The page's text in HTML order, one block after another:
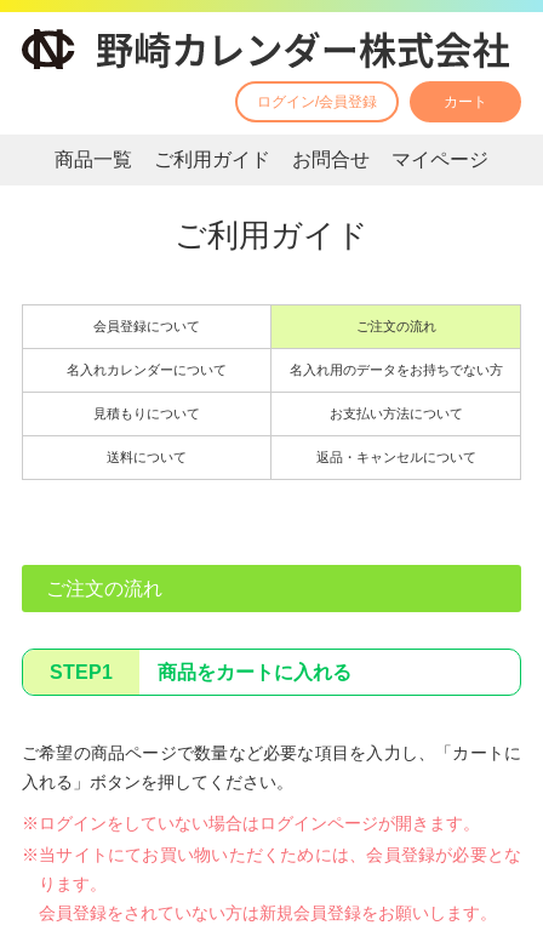
ログイン/会員登録 カート
商品一覧 ご利用ガイド お問合せ マイページ
ご利用ガイド
会員登録について ご注文の流れ
名入れカレンダーについて 名入れ用のデータをお持ちでない方
見積もりについて お支払い方法について
送料について 返品・キャンセルについて
ご注文の流れ
STEP1 商品をカートに入れる
ご希望の商品ページで数量など必要な項目を入力し、「カートに
入れる」ボタンを押してください。
※ログインをしていない場合はログインページが開きます。
※当サイトにてお買い物いただくためには、会員登録が必要とな
ります。
会員登録をされていない方は新規会員登録をお願いします。